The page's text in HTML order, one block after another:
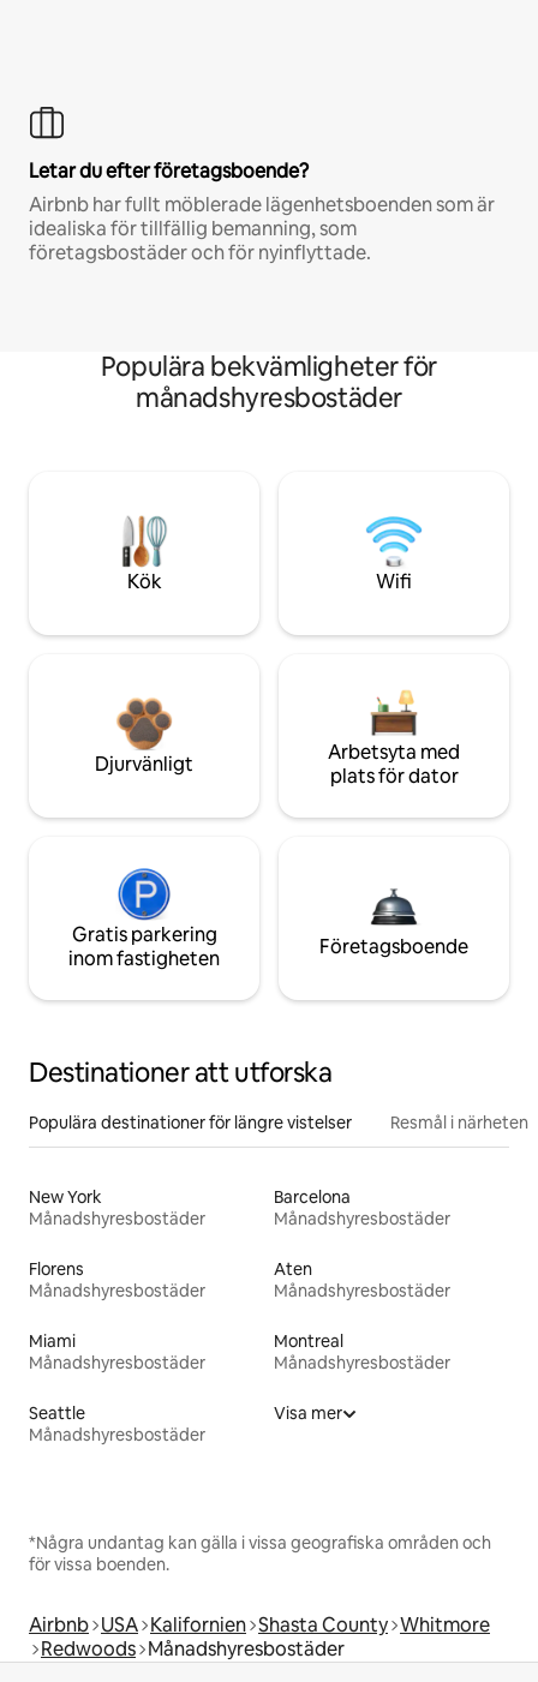
Letar du efter företagsboende?
Airbnb har fullt möblerade lägenhetsboenden som är
idealiska för tillfällig bemanning, som
företagsbostäder och för nyinflyttade.
Populära bekvämligheter för
månadshyresbostäder
Kök Wifi
Djurvänligt
Arbetsyta med
plats för dator
Gratis parkering
inom fastigheten
Företagsboende
Destinationer att utforska
Populära destinationer för längre vistelser Resmål i närheten
New York
Månadshyresbostäder
Barcelona
Månadshyresbostäder
Florens
Månadshyresbostäder
Aten
Månadshyresbostäder
Miami
Månadshyresbostäder
Montreal
Månadshyresbostäder
Seattle
Månadshyresbostäder
Visa mer
*Några undantag kan gälla i vissa geografiska områden och
för vissa boenden.
Airbnb USA Kalifornien Shasta County Whitmore
Redwoods Månadshyresbostäder